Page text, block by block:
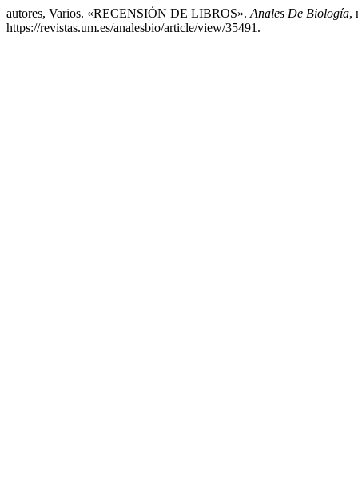
autores, Varios. «RECENSIÓN DE LIBROS». Anales De Biología,
https://revistas.um.es/analesbio/article/view/35491.